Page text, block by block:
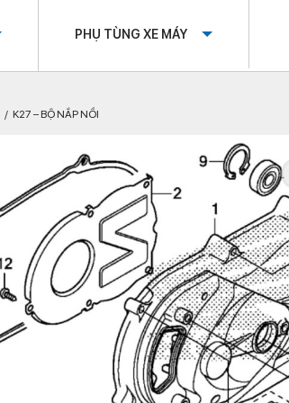
PHỤ TÙNG XE MÁY
K27 – BỘ NẮP NỒI